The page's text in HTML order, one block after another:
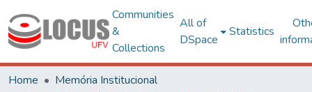
Communities
&
Collections
All of
DSpace
Statistics
Home
Memória Institucional